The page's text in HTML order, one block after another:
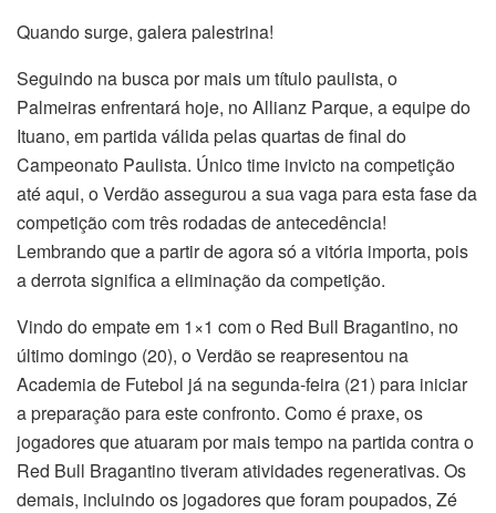
Quando surge, galera palestrina!
Seguindo na busca por mais um título paulista, o
Palmeiras enfrentará hoje, no Allianz Parque, a equipe do
Ituano, em partida válida pelas quartas de final do
Campeonato Paulista. Único time invicto na competição
até aqui, o Verdão assegurou a sua vaga para esta fase da
competição com três rodadas de antecedência!
Lembrando que a partir de agora só a vitória importa, pois
a derrota significa a eliminação da competição.
Vindo do empate em 1×1 com o Red Bull Bragantino, no
último domingo (20), o Verdão se reapresentou na
Academia de Futebol já na segunda-feira (21) para iniciar
a preparação para este confronto. Como é praxe, os
jogadores que atuaram por mais tempo na partida contra o
Red Bull Bragantino tiveram atividades regenerativas. Os
demais, incluindo os jogadores que foram poupados, Zé